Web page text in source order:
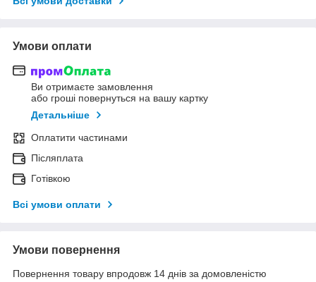
Умови оплати
Ви отримаєте замовлення
або гроші повернуться на вашу картку
Детальніше
Оплатити частинами
Післяплата
Готівкою
Всі умови оплати
Умови повернення
Повернення товару впродовж 14 днів за домовленістю